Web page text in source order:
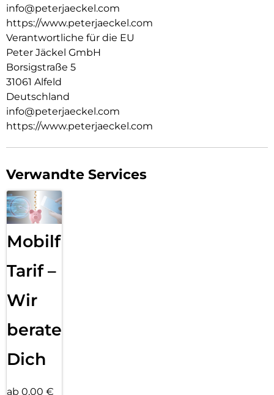
info@peterjaeckel.com
https://www.peterjaeckel.com
Verantwortliche für die EU
Peter Jäckel GmbH
Borsigstraße 5
31061 Alfeld
Deutschland
info@peterjaeckel.com
https://www.peterjaeckel.com
Verwandte Services
Mobilfunk
Tarif –
Wir
beraten
Dich
ab 0,00 €